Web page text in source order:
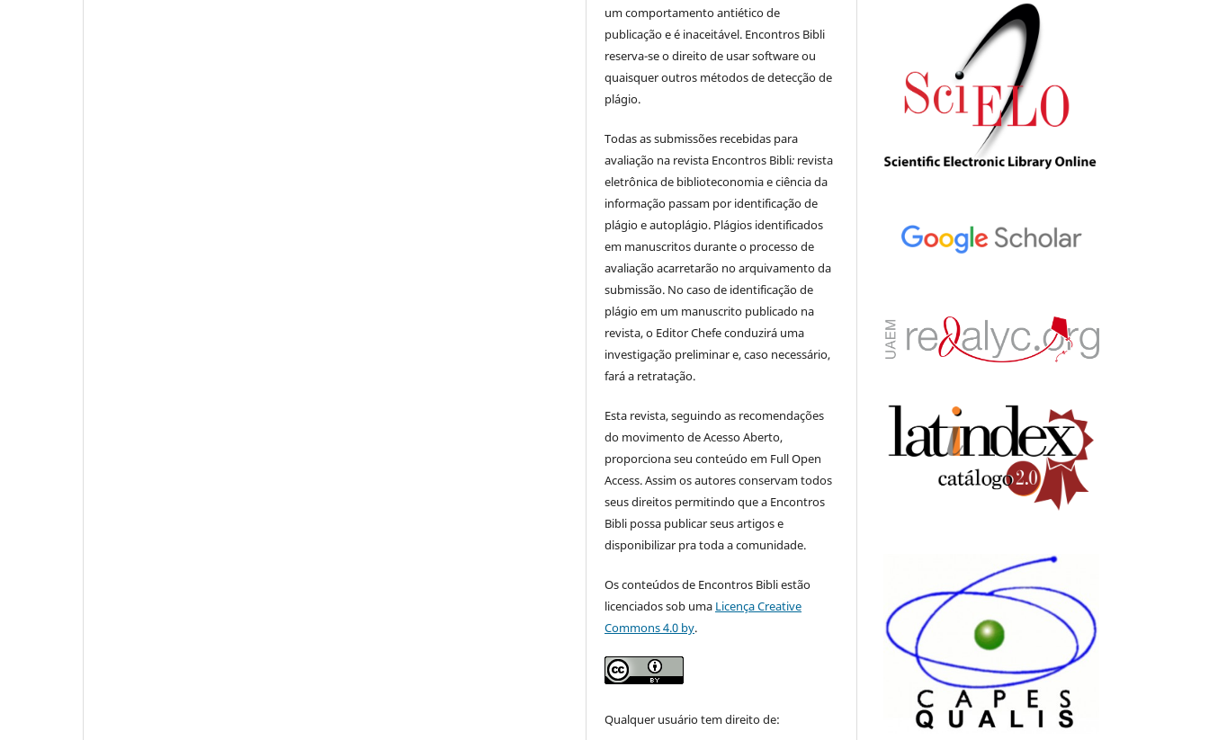
um comportamento antiético de
publicação e é inaceitável. Encontros Bibli
reserva-se o direito de usar software ou
quaisquer outros métodos de detecção de
plágio.
Todas as submissões recebidas para
avaliação na revista Encontros Bibli: revista
eletrônica de biblioteconomia e ciência da
informação passam por identificação de
plágio e autoplágio. Plágios identificados
em manuscritos durante o processo de
avaliação acarretarão no arquivamento da
submissão. No caso de identificação de
plágio em um manuscrito publicado na
revista, o Editor Chefe conduzirá uma
investigação preliminar e, caso necessário,
fará a retratação.
Esta revista, seguindo as recomendações
do movimento de Acesso Aberto,
proporciona seu conteúdo em Full Open
Access. Assim os autores conservam todos
seus direitos permitindo que a Encontros
Bibli possa publicar seus artigos e
disponibilizar pra toda a comunidade.
Os conteúdos de Encontros Bibli estão
licenciados sob uma Licença Creative
Commons 4.0 by.
Qualquer usuário tem direito de: